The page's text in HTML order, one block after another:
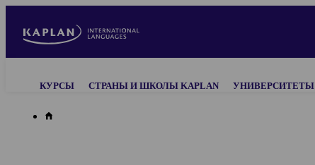
main
navigationКУРСЫ СТРАНЫ И ШКОЛЫ KAPLAN УНИВЕРСИТЕТЫ